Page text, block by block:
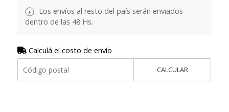
Los envíos al resto del país serán enviados
dentro de las 48 Hs.
Calculá el costo de envío
CALCULAR